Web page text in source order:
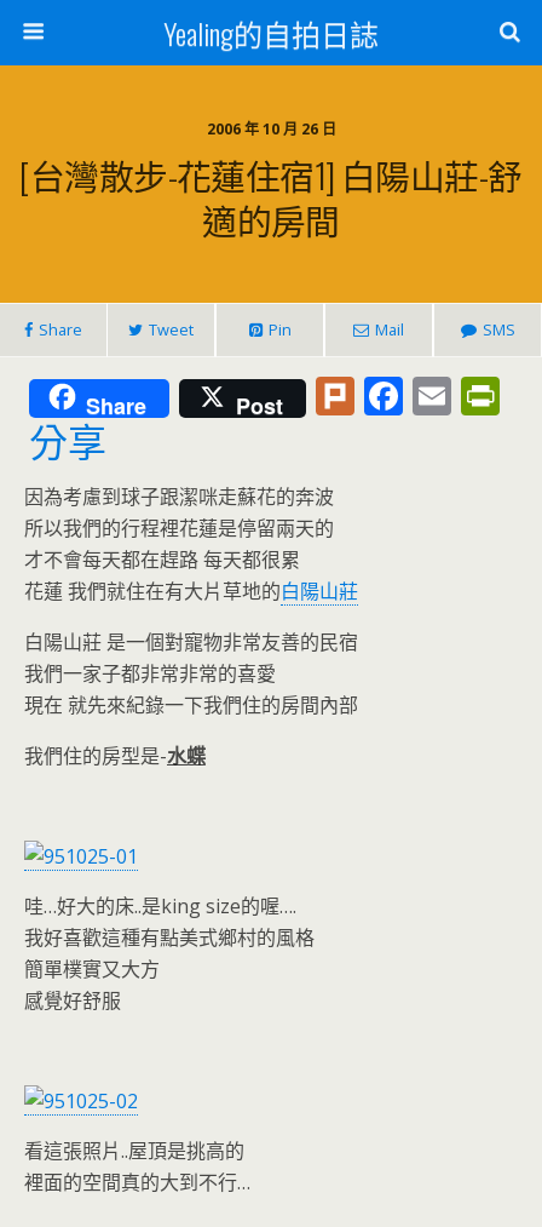
Yealing的自拍日誌
2006 年 10 月 26 日
[台灣散步-花蓮住宿1] 白陽山莊-舒
適的房間
Share Tweet Pin Mail SMS
Share Post Pl F E
分享
因為考慮到球子跟潔咪走蘇花的奔波
所以我們的行程裡花蓮是停留兩天的
才不會每天都在趕路 每天都很累
花蓮 我們就住在有大片草地的白陽山莊
白陽山莊 是一個對寵物非常友善的民宿
我們一家子都非常非常的喜愛
現在 就先來紀錄一下我們住的房間內部
我們住的房型是-水蝶
哇…好大的床..是king size的喔….
我好喜歡這種有點美式鄉村的風格
簡單樸實又大方
感覺好舒服
看這張照片..屋頂是挑高的
裡面的空間真的大到不行…